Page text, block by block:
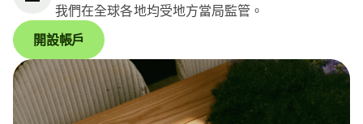
我們在全球各地均受地方當局監管。
開設帳戶